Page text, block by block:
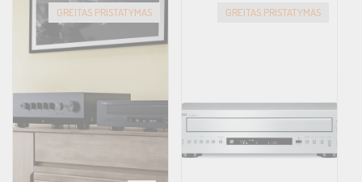
GREITAS PRISTATYMAS GREITAS PRISTATYMAS